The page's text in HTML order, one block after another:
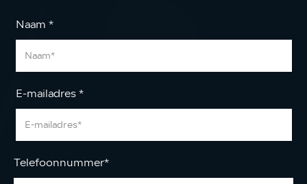
Naam *
E-mailadres*
Telefoonnummer*